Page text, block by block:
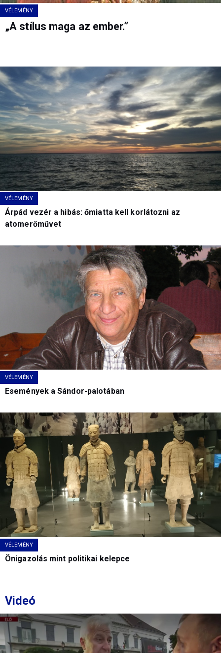
VÉLEMÉNY
„A stílus maga az ember.”
VÉLEMÉNY
Árpád vezér a hibás: őmiatta kell korlátozni az
atomerőművet
VÉLEMÉNY
Események a Sándor-palotában
VÉLEMÉNY
Önigazolás mint politikai kelepce
Videó